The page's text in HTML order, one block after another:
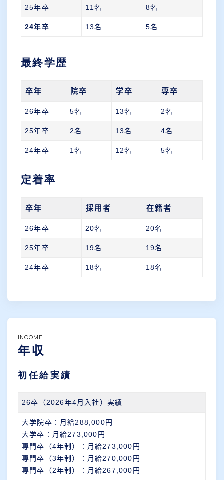
25年卒 11名 8名
24年卒 13名 5名
最終学歴
卒年 院卒 学卒 専卒
26年卒 5名 13名 2名
25年卒 2名 13名 4名
24年卒 1名 12名 5名
定着率
卒年 採用者 在籍者
26年卒 20名 20名
25年卒 19名 19名
24年卒 18名 18名
INCOME
年収
初任給実績
26卒（2026年4月入社）実績
大学院卒：月給288,000円
大学卒：月給273,000円
専門卒（4年制）：月給273,000円
専門卒（3年制）：月給270,000円
専門卒（2年制）：月給267,000円